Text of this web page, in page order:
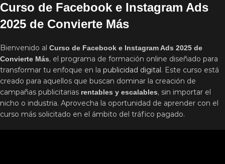
Curso de Facebook e Instagram Ads
2025 de Convierte Más
Bienvenido al Curso de Facebook e Instagram Ads 2025 de
Convierte Más, el programa de formación online diseñado para
transformar tu enfoque en la publicidad digital . Este curso está
creado para aquellos que buscan dominar la creación de
campañas publicitarias rentables y escalables, sin importar el
nicho o industria. Aprovecha la oportunidad de aprender con el
curso más solicitado en el ámbito del tráfico pagado.